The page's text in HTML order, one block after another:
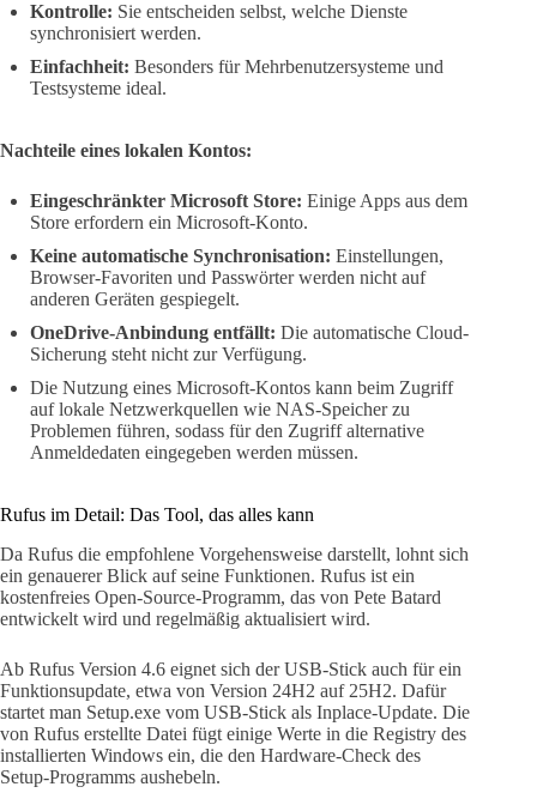
Kontrolle: Sie entscheiden selbst, welche Dienste
synchronisiert werden.
Einfachheit: Besonders für Mehrbenutzersysteme und
Testsysteme ideal.
Nachteile eines lokalen Kontos:
Eingeschränkter Microsoft Store: Einige Apps aus dem
Store erfordern ein Microsoft-Konto.
Keine automatische Synchronisation: Einstellungen,
Browser-Favoriten und Passwörter werden nicht auf
anderen Geräten gespiegelt.
OneDrive-Anbindung entfällt: Die automatische Cloud-
Sicherung steht nicht zur Verfügung.
Die Nutzung eines Microsoft-Kontos kann beim Zugriff
auf lokale Netzwerkquellen wie NAS-Speicher zu
Problemen führen, sodass für den Zugriff alternative
Anmeldedaten eingegeben werden müssen.
Rufus im Detail: Das Tool, das alles kann
Da Rufus die empfohlene Vorgehensweise darstellt, lohnt sich
ein genauerer Blick auf seine Funktionen. Rufus ist ein
kostenfreies Open-Source-Programm, das von Pete Batard
entwickelt wird und regelmäßig aktualisiert wird.
Ab Rufus Version 4.6 eignet sich der USB-Stick auch für ein
Funktionsupdate, etwa von Version 24H2 auf 25H2. Dafür
startet man Setup.exe vom USB-Stick als Inplace-Update. Die
von Rufus erstellte Datei fügt einige Werte in die Registry des
installierten Windows ein, die den Hardware-Check des
Setup-Programms aushebeln.